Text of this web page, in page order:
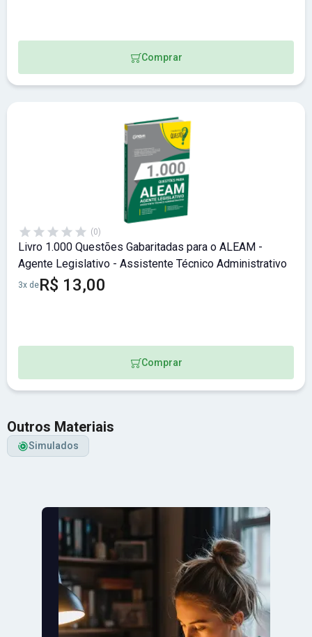
Comprar
(0)
Livro 1.000 Questões Gabaritadas para o ALEAM -
Agente Legislativo - Assistente Técnico Administrativo
3x deR$ 13,00
Comprar
Outros Materiais
Simulados